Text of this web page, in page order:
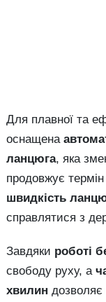
Для плавної та
оснащена
ланцюга, яка
продовжує
швидкість
справлятися з
Завдяки роботі
свободу руху, а
хвилин дозволяє